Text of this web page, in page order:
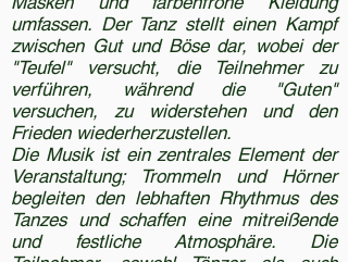
umfassen. Der Tanz stellt einen Kampf
zwischen Gut und Böse dar, wobei der
"Teufel" versucht, die Teilnehmer zu
verführen, während die "Guten"
versuchen, zu widerstehen und den
Frieden wiederherzustellen.
Die Musik ist ein zentrales Element der
Veranstaltung; Trommeln und Hörner
begleiten den lebhaften Rhythmus des
Tanzes und schaffen eine mitreißende
und festliche Atmosphäre. Die